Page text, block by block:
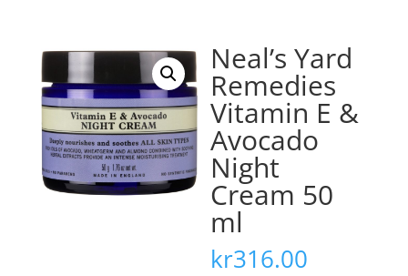
Neal’s Yard
Remedies
Vitamin E &
Avocado
Night
Cream 50
ml
kr316.00